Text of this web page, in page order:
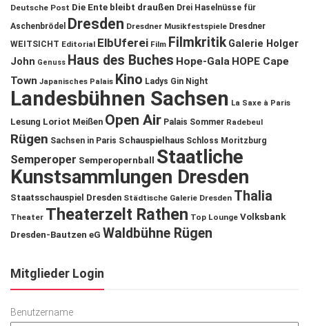
Deutsche Post Die Ente bleibt draußen Drei Haselnüsse für
Aschenbrödel
Dresden Dresdner Musikfestspiele Dresdner
WEITSICHT Editorial ElbUferei Film Filmkritik Galerie Holger
John Genuss Haus des Buches Hope-Gala HOPE Cape
Town Japanisches Palais Kino Ladys Gin Night
Landesbühnen Sachsen La Saxe à Paris
Lesung Loriot Meißen Open Air Palais Sommer Radebeul
Rügen Sachsen in Paris Schauspielhaus Schloss Moritzburg
Semperoper Semperopernball
Staatliche
Kunstsammlungen Dresden
Staatsschauspiel Dresden Städtische Galerie Dresden Thalia
Theater Theaterzelt Rathen Top Lounge Volksbank
Dresden-Bautzen eG Waldbühne Rügen
Mitglieder Login
Benutzername